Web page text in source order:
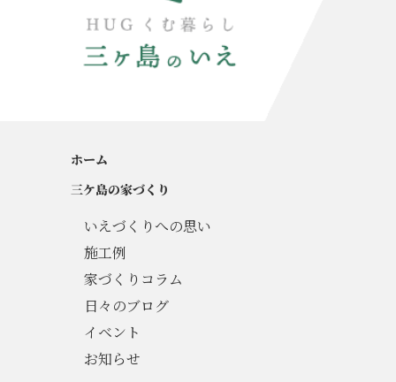
ホーム
三ケ島の家づくり
いえづくりへの思い
施工例
家づくりコラム
日々のブログ
イベント
お知らせ